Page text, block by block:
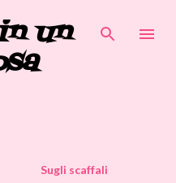
principali
un
Sugli scaffali